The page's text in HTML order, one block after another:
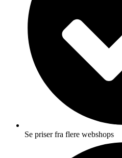
Se priser fra flere webshops